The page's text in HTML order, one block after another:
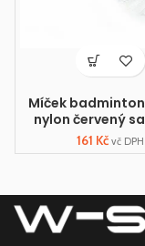
Míček
nylon červený
161 Kč vč DPH